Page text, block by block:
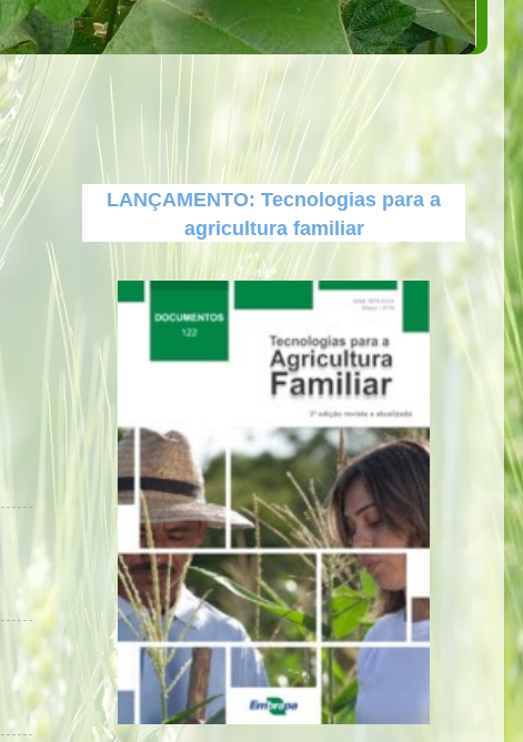
LANÇAMENTO: Tecnologias para a
agricultura familiar